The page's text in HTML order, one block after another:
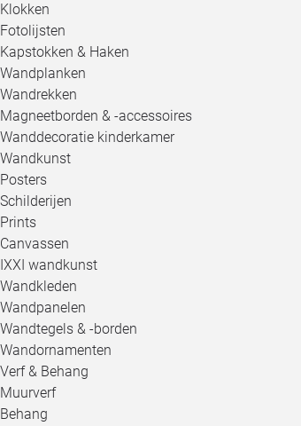
Klokken
Fotolijsten
Kapstokken & Haken
Wandplanken
Wandrekken
Magneetborden & -accessoires
Wanddecoratie kinderkamer
Wandkunst
Posters
Schilderijen
Prints
Canvassen
IXXI wandkunst
Wandkleden
Wandpanelen
Wandtegels & -borden
Wandornamenten
Verf & Behang
Muurverf
Behang